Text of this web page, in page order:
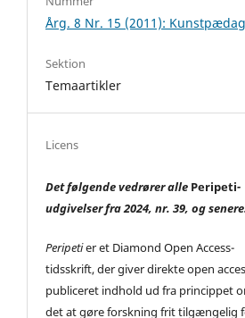
Årg. 8 Nr. 15 (2011):
Sektion
Temaartikler
Licens
Det følgende vedrører alle Peripeti-
udgivelser fra 2024, nr. 39, og
Peripetier et Diamond Open Access-
tidsskrift, der giver direkte open
publiceret indhold ud fra princippet
det at gøre forskning frit tilgængelig